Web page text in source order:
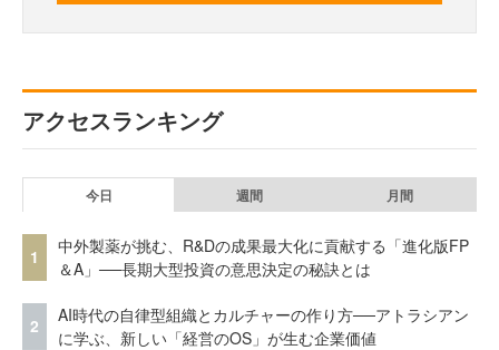
アクセスランキング
今日 週間 月間
1
中外製薬が挑む、R&Dの成果最大化に貢献する「進化版FP
＆A」──長期大型投資の意思決定の秘訣とは
2
AI時代の自律型組織とカルチャーの作り方──アトラシアン
に学ぶ、新しい「経営のOS」が生む企業価値